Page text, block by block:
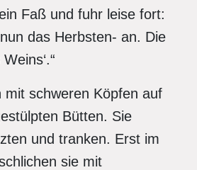
Faß und fuhr leise fort:
das Herbsten- an. Die
mit schweren Köpfen auf
Bütten. Sie
und tranken. Erst im
sie mit